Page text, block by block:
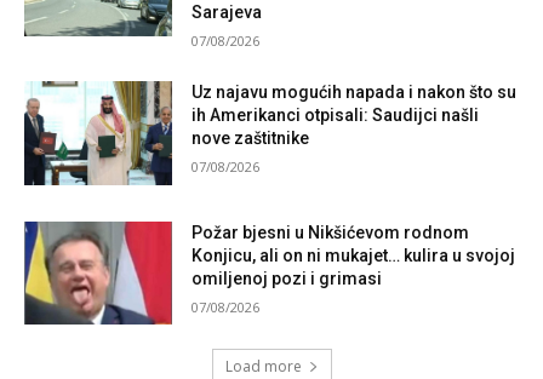
Sarajeva
07/08/2026
Uz najavu mogućih napada i nakon što su
ih Amerikanci otpisali: Saudijci našli
nove zaštitnike
07/08/2026
Požar bjesni u Nikšićevom rodnom
Konjicu, ali on ni mukajet… kulira u svojoj
omiljenoj pozi i grimasi
07/08/2026
Load more